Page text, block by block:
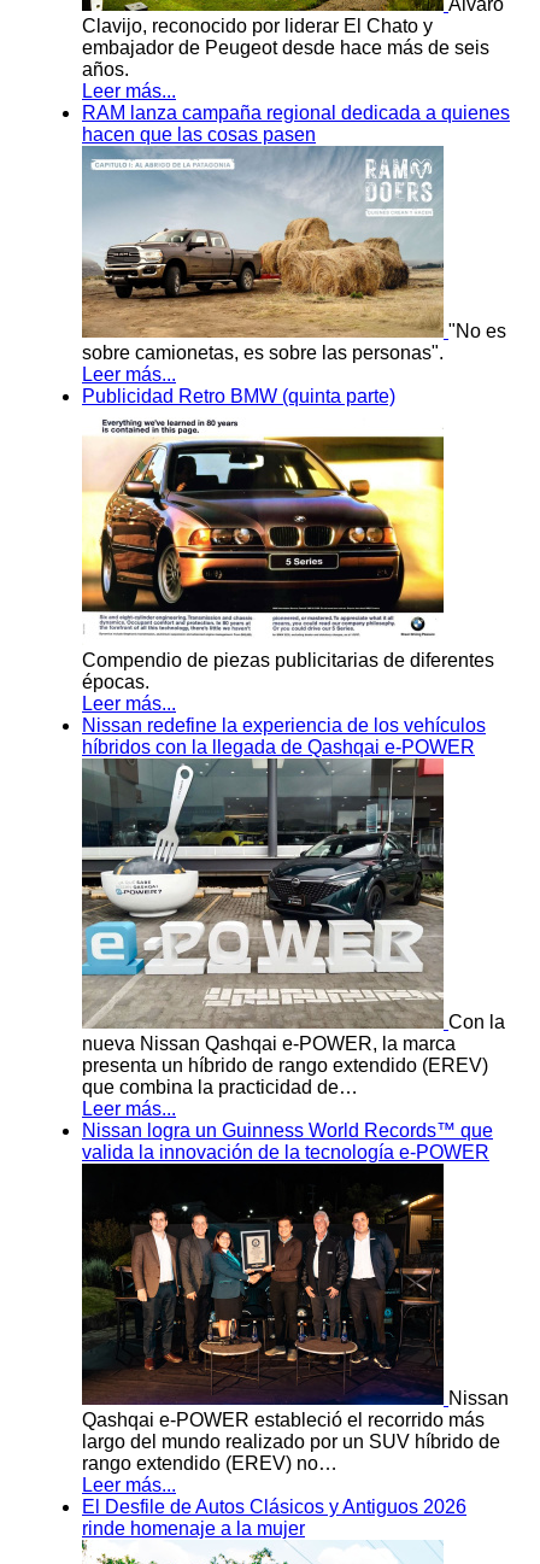
Álvaro
Clavijo, reconocido por liderar El Chato y
embajador de Peugeot desde hace más de seis
años.
Leer más...
RAM lanza campaña regional dedicada a quienes
hacen que las cosas pasen
"No es
sobre camionetas, es sobre las personas".
Leer más...
Publicidad Retro BMW (quinta parte)
Compendio de piezas publicitarias de diferentes
épocas.
Leer más...
Nissan redefine la experiencia de los vehículos
híbridos con la llegada de Qashqai e-POWER
Con la
nueva Nissan Qashqai e-POWER, la marca
presenta un híbrido de rango extendido (EREV)
que combina la practicidad de…
Leer más...
Nissan logra un Guinness World Records™ que
valida la innovación de la tecnología e-POWER
Nissan
Qashqai e-POWER estableció el recorrido más
largo del mundo realizado por un SUV híbrido de
rango extendido (EREV) no…
Leer más...
El Desfile de Autos Clásicos y Antiguos 2026
rinde homenaje a la mujer